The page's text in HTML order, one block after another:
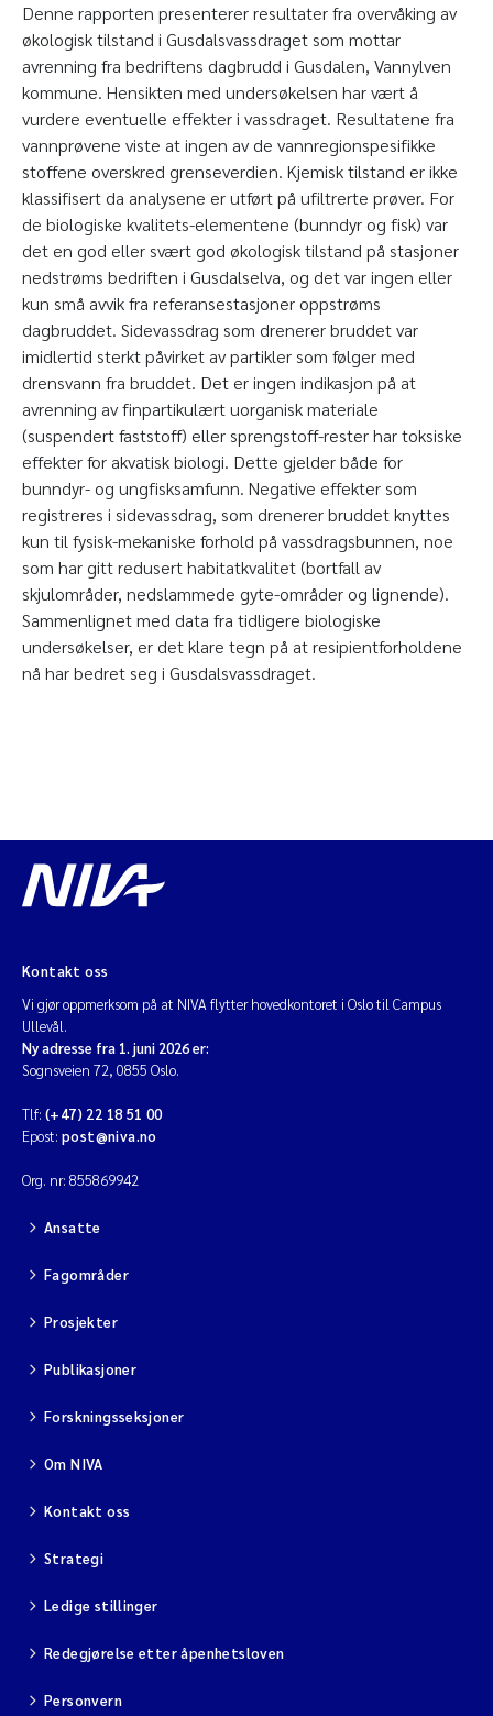
Denne rapporten presenterer resultater fra overvåking av
økologisk tilstand i Gusdalsvassdraget som mottar
avrenning fra bedriftens dagbrudd i Gusdalen, Vannylven
kommune. Hensikten med undersøkelsen har vært å
vurdere eventuelle effekter i vassdraget. Resultatene fra
vannprøvene viste at ingen av de vannregionspesifikke
stoffene overskred grenseverdien. Kjemisk tilstand er ikke
klassifisert da analysene er utført på ufiltrerte prøver. For
de biologiske kvalitets-elementene (bunndyr og fisk) var
det en god eller svært god økologisk tilstand på stasjoner
nedstrøms bedriften i Gusdalselva, og det var ingen eller
kun små avvik fra referansestasjoner oppstrøms
dagbruddet. Sidevassdrag som drenerer bruddet var
imidlertid sterkt påvirket av partikler som følger med
drensvann fra bruddet. Det er ingen indikasjon på at
avrenning av finpartikulært uorganisk materiale
(suspendert faststoff) eller sprengstoff-rester har toksiske
effekter for akvatisk biologi. Dette gjelder både for
bunndyr- og ungfisksamfunn. Negative effekter som
registreres i sidevassdrag, som drenerer bruddet knyttes
kun til fysisk-mekaniske forhold på vassdragsbunnen, noe
som har gitt redusert habitatkvalitet (bortfall av
skjulområder, nedslammede gyte-områder og lignende).
Sammenlignet med data fra tidligere biologiske
undersøkelser, er det klare tegn på at resipientforholdene
nå har bedret seg i Gusdalsvassdraget.
Kontakt oss
Vi gjør oppmerksom på at NIVA flytter hovedkontoret i Oslo til Campus
Ullevål.
Ny adresse fra 1. juni 2026 er:
Sognsveien 72, 0855 Oslo.
Tlf: (+47) 22 18 51 00
Epost: post@niva.no
Org. nr: 855869942
Ansatte
Fagområder
Prosjekter
Publikasjoner
Forskningsseksjoner
Om NIVA
Kontakt oss
Strategi
Ledige stillinger
Redegjørelse etter åpenhetsloven
Personvern